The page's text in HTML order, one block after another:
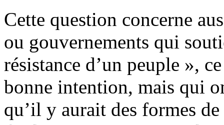
Cette question concerne
ou gouvernements qui
résistance d’un peuple »,
bonne intention, mais qui
qu’il y aurait des formes